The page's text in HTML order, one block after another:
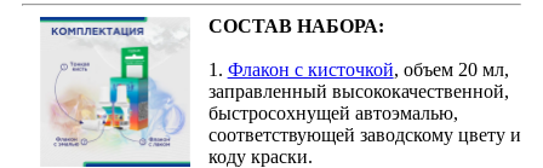
СОСТАВ НАБОРА:
1. Флакон с кисточкой, объем 20 мл,
заправленный высококачественной,
быстросохнущей автоэмалью,
соответствующей заводскому цвету и
коду краски.